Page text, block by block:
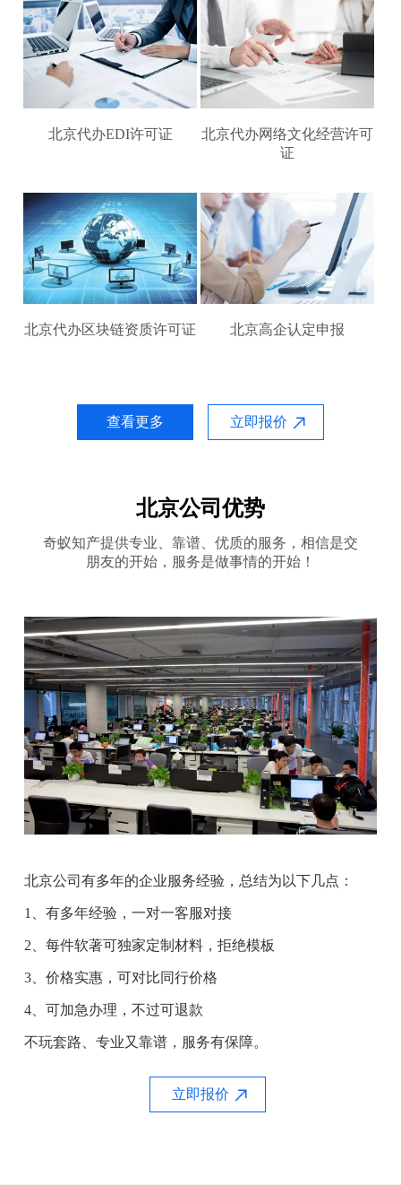
北京代办EDI许可证
北京代办网络文化经营许可
证
北京代办区块链资质许可证 北京高企认定申报
查看更多 立即报价
北京公司优势
奇蚁知产提供专业、靠谱、优质的服务，相信是交
朋友的开始，服务是做事情的开始！
北京公司有多年的企业服务经验，总结为以下几点：
1、有多年经验，一对一客服对接
2、每件软著可独家定制材料，拒绝模板
3、价格实惠，可对比同行价格
4、可加急办理，不过可退款
不玩套路、专业又靠谱，服务有保障。
立即报价